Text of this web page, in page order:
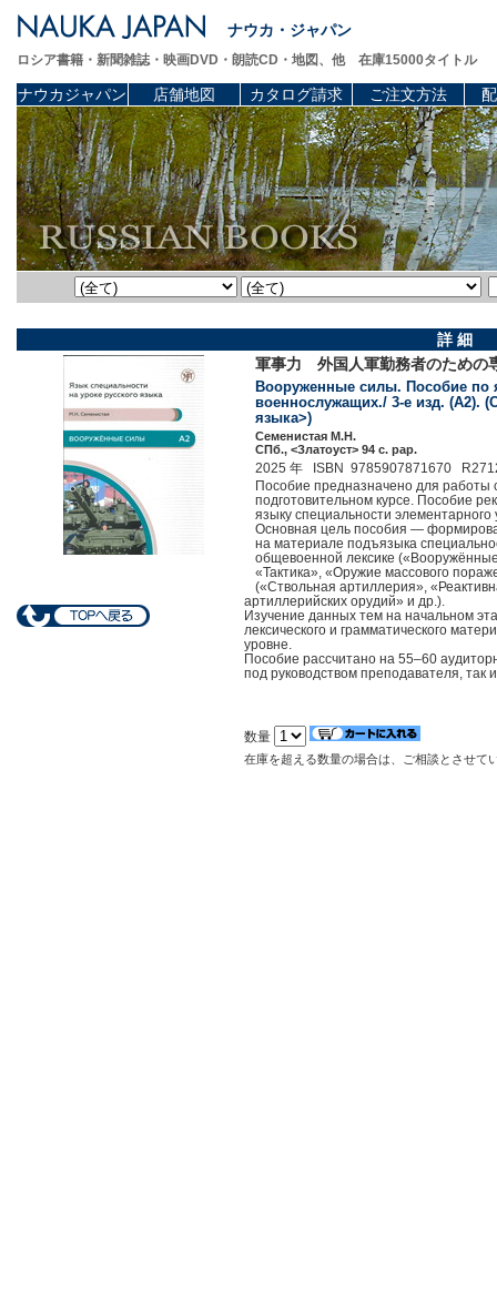
ナウカ・ジャパン
ロシア書籍・新聞雑誌・映画DVD・朗読CD・地図、他 在庫15000タイトル
ナウカジャパン 店舗地図 カタログ請求 ご注文方法
詳 細
軍事力 外国人軍勤務者のため
Вооруженные силы. Пособие по
военнослужащих./ 3-е изд. (A2).
языка>)
Семенистая М.Н.
СПб., <Златоуст> 94 c. pap.
2025 年 ISBN 9785907871670
Пособие предназначено для
подготовительном курсе. Пособие
языку специальности элементарного
Основная цель пособия —
на материале подъязыка
общевоенной лексике
«Тактика», «Оружие массового
(«Ствольная артиллерия»,
артиллерийских орудий» и др.).
Изучение данных тем на начальном
лексического и грамматического
уровне.
Пособие рассчитано на 55–60
под руководством преподавателя, так
数量
在庫を超える数量の場合は、ご相談とさせて